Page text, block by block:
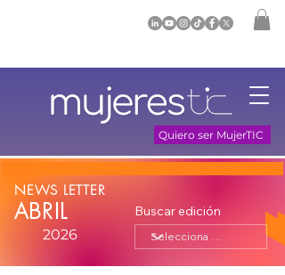
Quiero ser MujerTIC
NEWS LETTER
ABRIL
2026
Buscar edición